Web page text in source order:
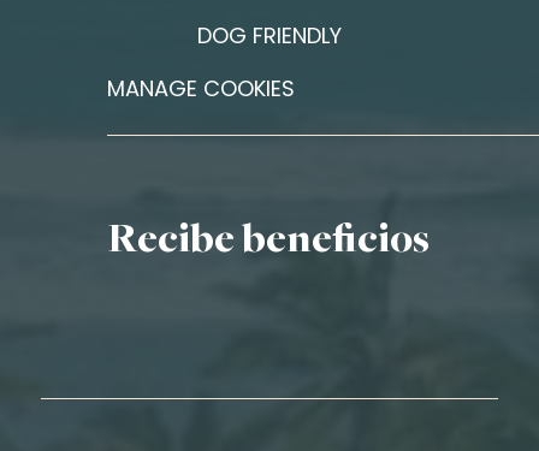
DOG FRIENDLY
MANAGE COOKIES
Recibe beneficios